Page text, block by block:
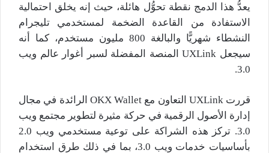
يعدُّ هذا الدمج نقطة تحوُّل هائلة، حيث إنه يخلق احتمالية
الاستفادة من القاعدة الضخمة لمستخدمي تليجرام
النشطاء شهريًّا والبالغة 800 مليون مستخدم، كما أنه
سيجعل UXLink المنصة المفضلة لسبر أغوار عالم ويب
3.0.
قررت UXLink التعاون مع OKX Wallet الرائدة في مجال
إدارة الأصول الرقمية في حركة مثيرة لتطوير مجتمع ويب
3.0. تركز هذه الشراكة على توعية مستخدمي ويب 2.0
بأساسيات خدمات ويب 3.0، بما في ذلك طرق استخدام